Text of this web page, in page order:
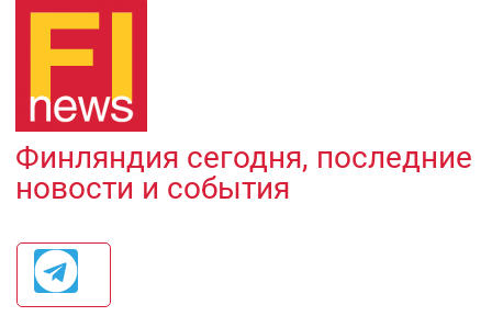
Финляндия сегодня, последние
новости и события